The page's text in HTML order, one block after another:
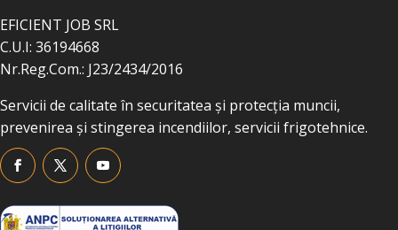
EFICIENT JOB SRL
C.U.I: 36194668
Nr.Reg.Com.: J23/2434/2016
Servicii de calitate în securitatea și protecția muncii,
prevenirea și stingerea incendiilor, servicii frigotehnice.